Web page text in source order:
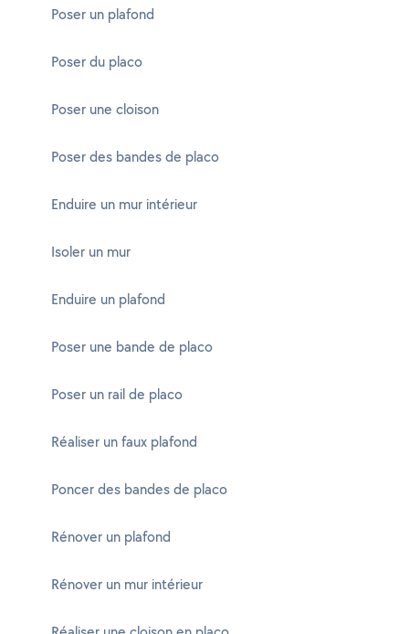
Poser un plafond
Poser du placo
Poser une cloison
Poser des bandes de placo
Enduire un mur intérieur
Isoler un mur
Enduire un plafond
Poser une bande de placo
Poser un rail de placo
Réaliser un faux plafond
Poncer des bandes de placo
Rénover un plafond
Rénover un mur intérieur